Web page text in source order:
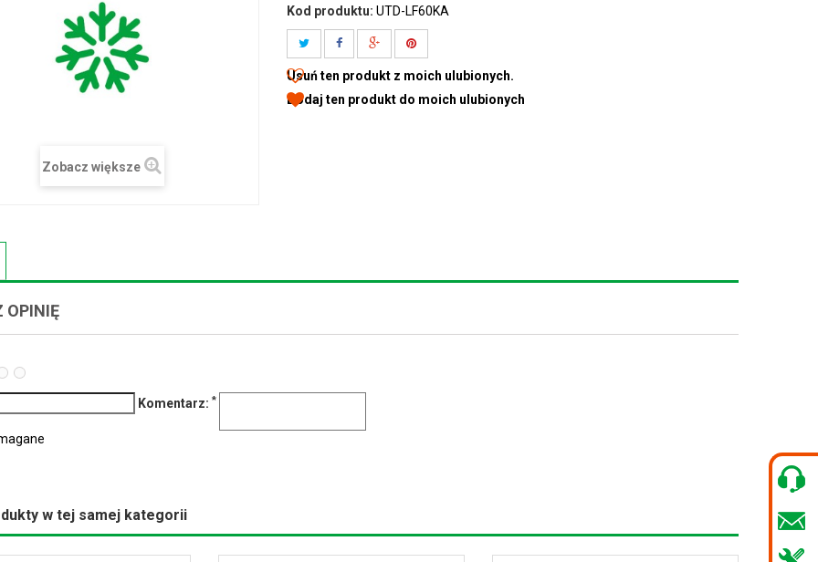
Zobacz większe
Kod produktu: UTD-LF60KA
Usuń ten produkt z moich ulubionych.
Dodaj ten produkt do moich ulubionych
OPINIĘ
Komentarz: *
w tej samej kategorii